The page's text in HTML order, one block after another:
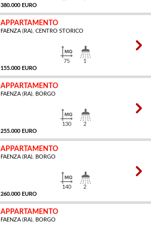
380.000 EURO
APPARTAMENTO
FAENZA (RA), CENTRO STORICO
155.000 EURO
75 1
APPARTAMENTO
FAENZA (RA), BORGO
255.000 EURO
130 2
APPARTAMENTO
FAENZA (RA), BORGO
260.000 EURO
140 2
APPARTAMENTO
FAENZA (RA), BORGO